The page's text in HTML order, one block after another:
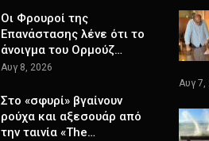
Οι Φρουροί της
Επανάστασης λένε ότι το
άνοιγμα του Ορμούζ…
Αυγ 8, 2026
Στο «σφυρί» βγαίνουν
ρούχα και αξεσουάρ από
την ταινία «The…
Αυγ 7,